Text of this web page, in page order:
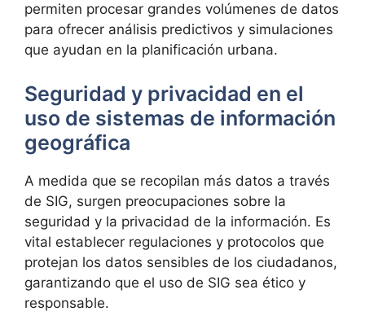
permiten procesar grandes volúmenes de datos
para ofrecer análisis predictivos y simulaciones
que ayudan en la planificación urbana.
Seguridad y privacidad en el
uso de sistemas de información
geográfica
A medida que se recopilan más datos a través
de SIG, surgen preocupaciones sobre la
seguridad y la privacidad de la información. Es
vital establecer regulaciones y protocolos que
protejan los datos sensibles de los ciudadanos,
garantizando que el uso de SIG sea ético y
responsable.